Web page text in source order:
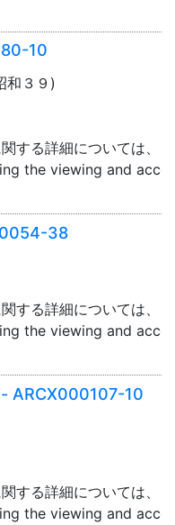
10
和３９)
する詳細については、「
the viewing and
38
する詳細については、「
the viewing and
ARCX000107-10
する詳細については、「
the viewing and